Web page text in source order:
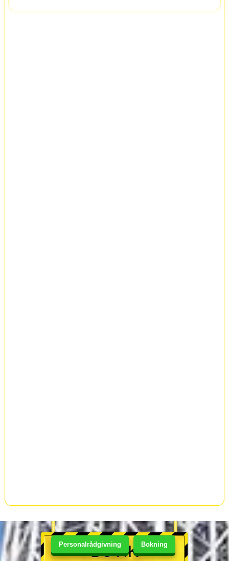
Personalrådgivning Bokning
BUTIK